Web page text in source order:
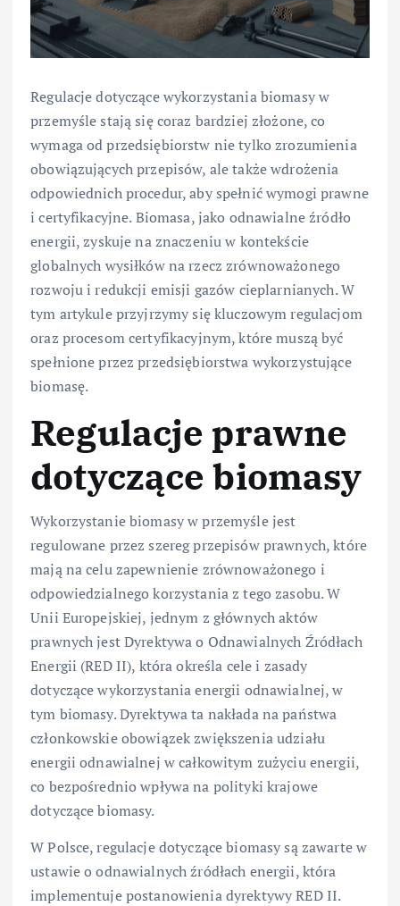
Regulacje dotyczące wykorzystania biomasy w
przemyśle stają się coraz bardziej złożone, co
wymaga od przedsiębiorstw nie tylko zrozumienia
obowiązujących przepisów, ale także wdrożenia
odpowiednich procedur, aby spełnić wymogi prawne
i certyfikacyjne. Biomasa, jako odnawialne źródło
energii, zyskuje na znaczeniu w kontekście
globalnych wysiłków na rzecz zrównoważonego
rozwoju i redukcji emisji gazów cieplarnianych. W
tym artykule przyjrzymy się kluczowym regulacjom
oraz procesom certyfikacyjnym, które muszą być
spełnione przez przedsiębiorstwa wykorzystujące
biomasę.
Regulacje prawne
dotyczące biomasy
Wykorzystanie biomasy w przemyśle jest
regulowane przez szereg przepisów prawnych, które
mają na celu zapewnienie zrównoważonego i
odpowiedzialnego korzystania z tego zasobu. W
Unii Europejskiej, jednym z głównych aktów
prawnych jest Dyrektywa o Odnawialnych Źródłach
Energii (RED II), która określa cele i zasady
dotyczące wykorzystania energii odnawialnej, w
tym biomasy. Dyrektywa ta nakłada na państwa
członkowskie obowiązek zwiększenia udziału
energii odnawialnej w całkowitym zużyciu energii,
co bezpośrednio wpływa na polityki krajowe
dotyczące biomasy.
W Polsce, regulacje dotyczące biomasy są zawarte w
ustawie o odnawialnych źródłach energii, która
implementuje postanowienia dyrektywy RED II.